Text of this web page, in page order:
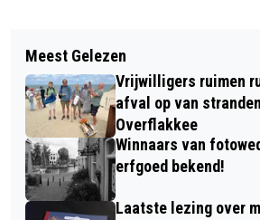
DEZE WEEK OP GOEREE-
NIEUWE KCE-CURSUS
PRERAFAËLIETEN
Meest Gelezen
Vrijwilligers ruimen
afval op van
Overflakkee
Winnaars van
erfgoed bekend!
Laatste lezing over